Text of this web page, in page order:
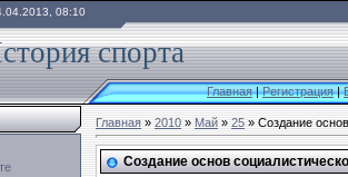
08:10
спорта
Главная|Регистрация|
Главная»2010»Май»25» Создание
Создание основ